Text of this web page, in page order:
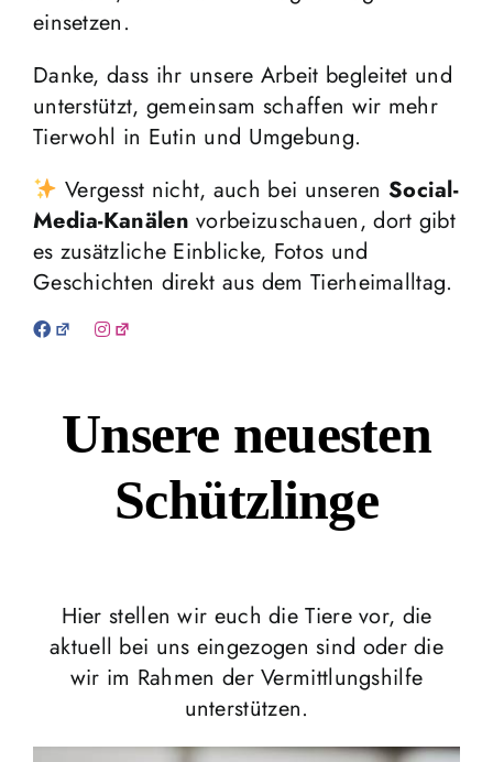
einsetzen.
Danke, dass ihr unsere Arbeit begleitet und
unterstützt, gemeinsam schaffen wir mehr
Tierwohl in Eutin und Umgebung.
Vergesst nicht, auch bei unseren Social-
Media-Kanälen vorbeizuschauen, dort gibt
es zusätzliche Einblicke, Fotos und
Geschichten direkt aus dem Tierheimalltag.
Unsere neuesten
Schützlinge
Hier stellen wir euch die Tiere vor, die
aktuell bei uns eingezogen sind oder die
wir im Rahmen der Vermittlungshilfe
unterstützen.